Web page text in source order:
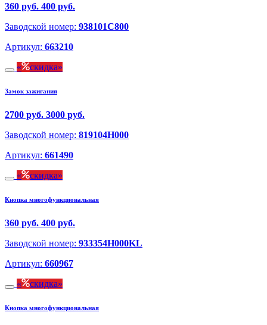
360 руб. 400 руб.
Заводской номер: 938101C800
Артикул: 663210
скидка
Замок зажигания
2700 руб. 3000 руб.
Заводской номер: 819104H000
Артикул: 661490
скидка
Кнопка многофункциональная
360 руб. 400 руб.
Заводской номер: 933354H000KL
Артикул: 660967
скидка
Кнопка многофункциональная